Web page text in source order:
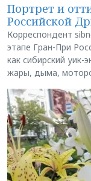
Портрет и
Российской
Корреспондент
этапе Гран-При
как сибирский уик-
жары, дыма,